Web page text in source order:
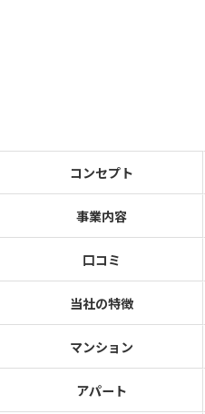
コンセプト
事業内容
口コミ
当社の特徴
マンション
アパート